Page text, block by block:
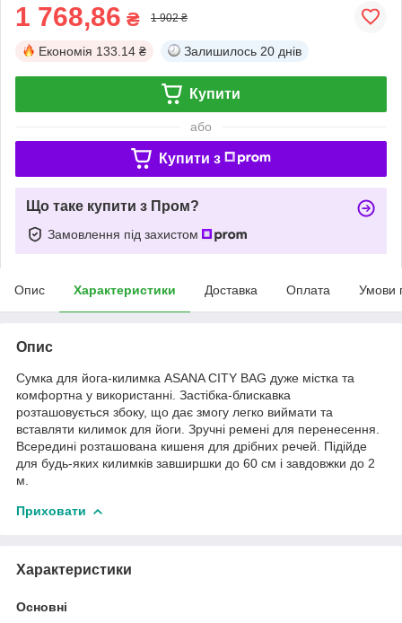
1 768,86 ₴ 1 902 ₴
Економія 133.14 ₴ Залишилось 20 днів
Купити
або
Купити з
Що таке купити з Пром?
Замовлення під захистом
Опис Характеристики Доставка Оплата Умови
Опис
Сумка для йога-килимка ASANA CITY BAG дуже містка та
комфортна у використанні. Застібка-блискавка
розташовується збоку, що дає змогу легко виймати та
вставляти килимок для йоги. Зручні ремені для перенесення.
Всередині розташована кишеня для дрібних речей. Підійде
для будь-яких килимків завширшки до 60 см і завдовжки до 2
м.
Приховати
Характеристики
Основні